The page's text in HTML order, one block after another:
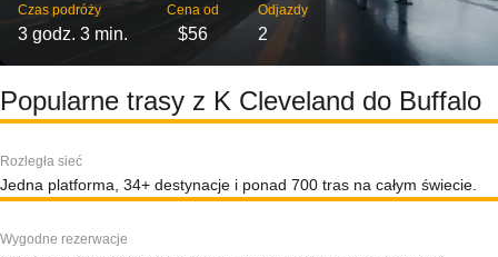
Czas podróży
3 godz. 3 min.
Cena od
$56
Odjazdy
2
Popularne trasy z K Cleveland do Buffalo
Rozległa sieć
Jedna platforma, 34+ destynacje i ponad 700 tras na całym świecie.
Wygodne rezerwacje